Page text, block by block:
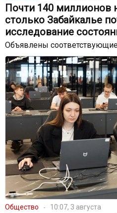
Почти 140 миллионов
столько Забайкалье
исследование
Объявлены
Общество 10:07, 3 августа